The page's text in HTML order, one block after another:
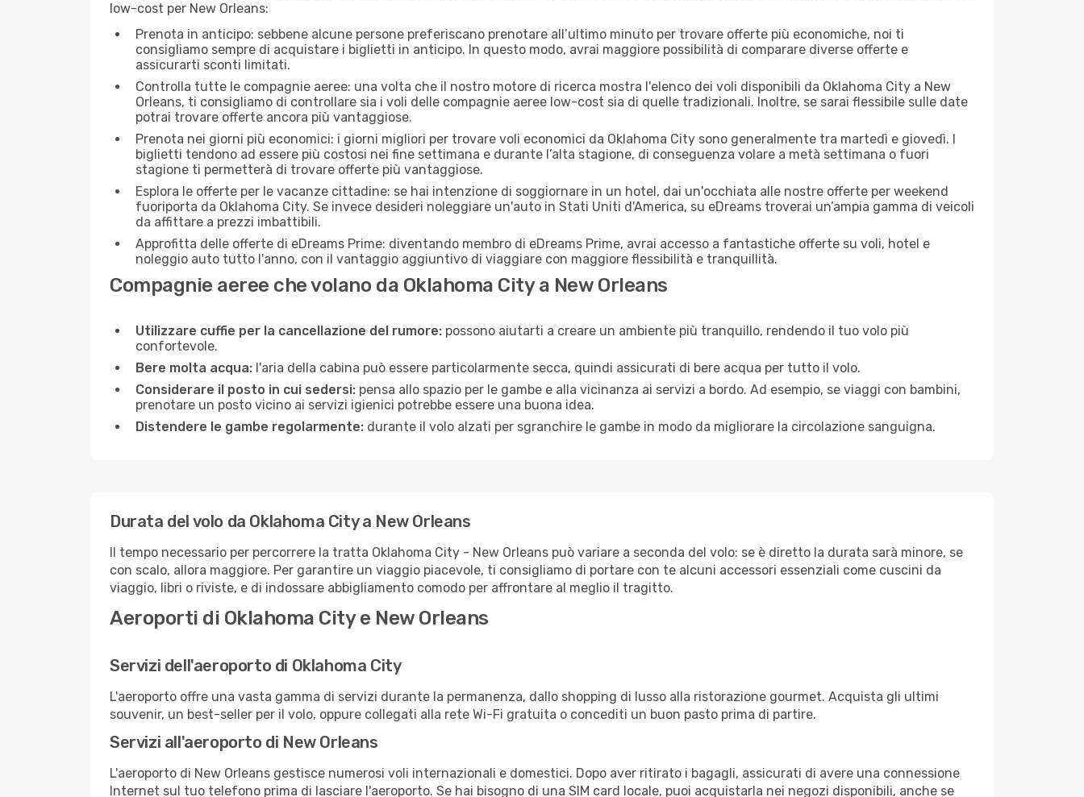
low-cost per New Orleans:
Prenota in anticipo: sebbene alcune persone preferiscano prenotare all’ultimo minuto per trovare offerte più economiche, noi ti
consigliamo sempre di acquistare i biglietti in anticipo. In questo modo, avrai maggiore possibilità di comparare diverse offerte e
assicurarti sconti limitati.
Controlla tutte le compagnie aeree: una volta che il nostro motore di ricerca mostra l'elenco dei voli disponibili da Oklahoma City a New
Orleans, ti consigliamo di controllare sia i voli delle compagnie aeree low-cost sia di quelle tradizionali. Inoltre, se sarai flessibile sulle date
potrai trovare offerte ancora più vantaggiose.
Prenota nei giorni più economici: i giorni migliori per trovare voli economici da Oklahoma City sono generalmente tra martedì e giovedì. I
biglietti tendono ad essere più costosi nei fine settimana e durante l’alta stagione, di conseguenza volare a metà settimana o fuori
stagione ti permetterà di trovare offerte più vantaggiose.
Esplora le offerte per le vacanze cittadine: se hai intenzione di soggiornare in un hotel, dai un'occhiata alle nostre offerte per weekend
fuoriporta da Oklahoma City. Se invece desideri noleggiare un'auto in Stati Uniti d'America, su eDreams troverai un’ampia gamma di veicoli
da affittare a prezzi imbattibili.
Approfitta delle offerte di eDreams Prime: diventando membro di eDreams Prime, avrai accesso a fantastiche offerte su voli, hotel e
noleggio auto tutto l'anno, con il vantaggio aggiuntivo di viaggiare con maggiore flessibilità e tranquillità.
Compagnie aeree che volano da Oklahoma City a New Orleans
Utilizzare cuffie per la cancellazione del rumore: possono aiutarti a creare un ambiente più tranquillo, rendendo il tuo volo più
confortevole.
Bere molta acqua: l'aria della cabina può essere particolarmente secca, quindi assicurati di bere acqua per tutto il volo.
Considerare il posto in cui sedersi: pensa allo spazio per le gambe e alla vicinanza ai servizi a bordo. Ad esempio, se viaggi con bambini,
prenotare un posto vicino ai servizi igienici potrebbe essere una buona idea.
Distendere le gambe regolarmente: durante il volo alzati per sgranchire le gambe in modo da migliorare la circolazione sanguigna.
Durata del volo da Oklahoma City a New Orleans
Il tempo necessario per percorrere la tratta Oklahoma City - New Orleans può variare a seconda del volo: se è diretto la durata sarà minore, se
con scalo, allora maggiore. Per garantire un viaggio piacevole, ti consigliamo di portare con te alcuni accessori essenziali come cuscini da
viaggio, libri o riviste, e di indossare abbigliamento comodo per affrontare al meglio il tragitto.
Aeroporti di Oklahoma City e New Orleans
Servizi dell'aeroporto di Oklahoma City
L'aeroporto offre una vasta gamma di servizi durante la permanenza, dallo shopping di lusso alla ristorazione gourmet. Acquista gli ultimi
souvenir, un best-seller per il volo, oppure collegati alla rete Wi-Fi gratuita o concediti un buon pasto prima di partire.
Servizi all'aeroporto di New Orleans
L'aeroporto di New Orleans gestisce numerosi voli internazionali e domestici. Dopo aver ritirato i bagagli, assicurati di avere una connessione
Internet sul tuo telefono prima di lasciare l'aeroporto. Se hai bisogno di una SIM card locale, puoi acquistarla nei negozi disponibili, anche se